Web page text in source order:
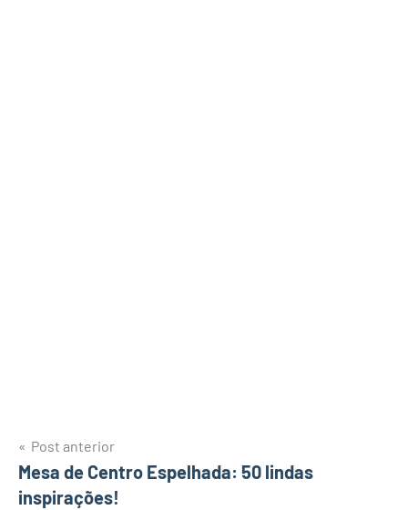
Navegação
de
Post anterior
Mesa de Centro Espelhada: 50 lindas
inspirações!